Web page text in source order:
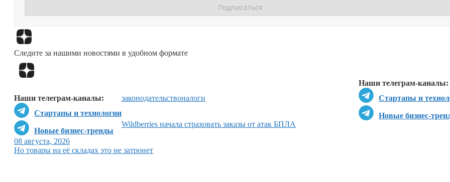
Следите за нашими новостями в удобном формате
Наши телеграм-каналы:
Стартапы и
Новые бизнес-
Наши телеграм-каналы:
Стартапы и технологии
Новые бизнес-тренды
законодательствоналоги
Wildberries начала страховать заказы от атак БПЛА
08 августа, 2026
Но товары на её складах это не затронет